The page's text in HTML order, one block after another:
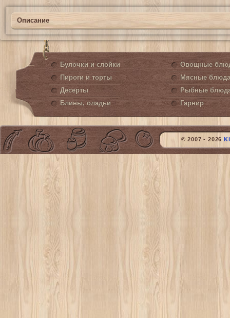
Описание
Булочки и слойки
Пироги и торты
Десерты
Блины, оладьи
Овощные
Мясные блюда
Рыбные
Гарнир
© 2007 - 2026